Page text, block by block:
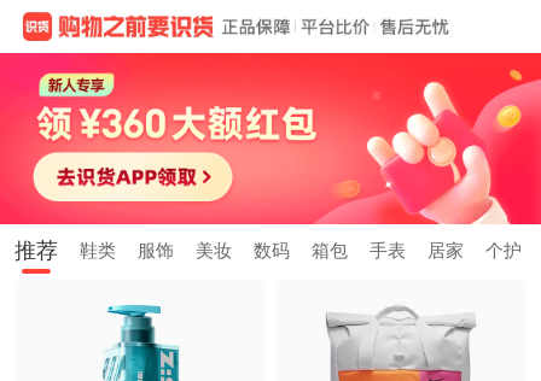
推荐 鞋类 服饰 美妆 数码 箱包 手表 居家 个护